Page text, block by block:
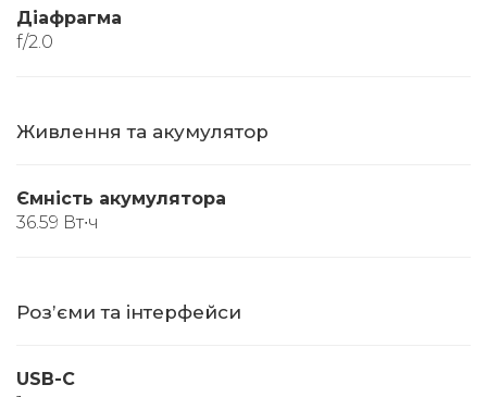
Діафрагма
f/2.0
Живлення та акумулятор
Ємність акумулятора
36.59 Вт∙ч
Розʼєми та інтерфейси
USB-C